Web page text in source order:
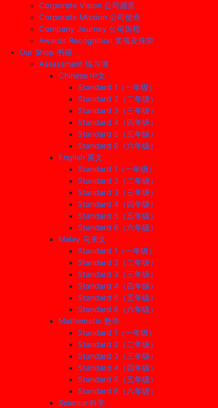
Corporate Vision 公司愿景
Corporate Mission 公司使命
Company Journey 公司历程
Awards Recognition 奖项及殊荣
Our Shop 书籍
Assessment 练习簿
Chinese 中文
Standard 1（一年级）
Standard 2（二年级）
Standard 3（三年级）
Standard 4（四年级）
Standard 5（五年级）
Standard 6（六年级）
English 英文
Standard 1（一年级）
Standard 2（二年级）
Standard 3（三年级）
Standard 4（四年级）
Standard 5（五年级）
Standard 6（六年级）
Malay 马来文
Standard 1（一年级）
Standard 2（二年级）
Standard 3（三年级）
Standard 4（四年级）
Standard 5（五年级）
Standard 6（六年级）
Mathematic 数学
Standard 1（一年级）
Standard 2（二年级）
Standard 3（三年级）
Standard 4（四年级）
Standard 5（五年级）
Standard 6（六年级）
Science 科学